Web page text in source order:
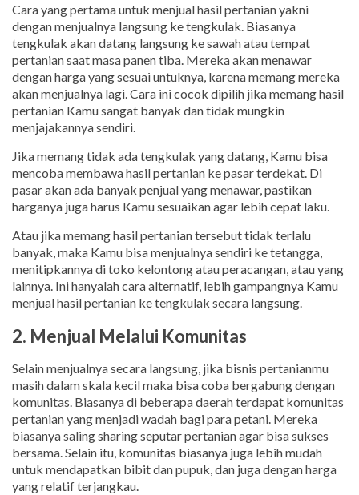
Cara yang pertama untuk menjual hasil pertanian yakni
dengan menjualnya langsung ke tengkulak. Biasanya
tengkulak akan datang langsung ke sawah atau tempat
pertanian saat masa panen tiba. Mereka akan menawar
dengan harga yang sesuai untuknya, karena memang mereka
akan menjualnya lagi. Cara ini cocok dipilih jika memang hasil
pertanian Kamu sangat banyak dan tidak mungkin
menjajakannya sendiri.
Jika memang tidak ada tengkulak yang datang, Kamu bisa
mencoba membawa hasil pertanian ke pasar terdekat. Di
pasar akan ada banyak penjual yang menawar, pastikan
harganya juga harus Kamu sesuaikan agar lebih cepat laku.
Atau jika memang hasil pertanian tersebut tidak terlalu
banyak, maka Kamu bisa menjualnya sendiri ke tetangga,
menitipkannya di toko kelontong atau peracangan, atau yang
lainnya. Ini hanyalah cara alternatif, lebih gampangnya Kamu
menjual hasil pertanian ke tengkulak secara langsung.
2. Menjual Melalui Komunitas
Selain menjualnya secara langsung, jika bisnis pertanianmu
masih dalam skala kecil maka bisa coba bergabung dengan
komunitas. Biasanya di beberapa daerah terdapat komunitas
pertanian yang menjadi wadah bagi para petani. Mereka
biasanya saling sharing seputar pertanian agar bisa sukses
bersama. Selain itu, komunitas biasanya juga lebih mudah
untuk mendapatkan bibit dan pupuk, dan juga dengan harga
yang relatif terjangkau.